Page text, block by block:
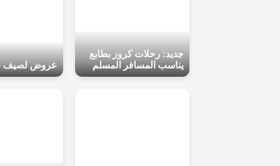
جديد: رحلات كروز بطابع
يناسب المسافر المسلم
عروض لصيف 2026